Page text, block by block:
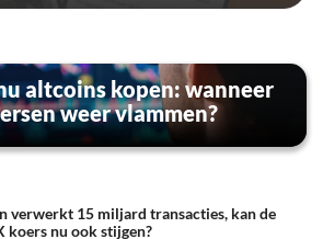
altcoins kopen: wanneer
weer vlammen?
verwerkt 15 miljard transacties, kan de
koers nu ook stijgen?